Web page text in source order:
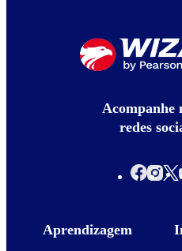
Acompanhe
redes
Aprendizagem